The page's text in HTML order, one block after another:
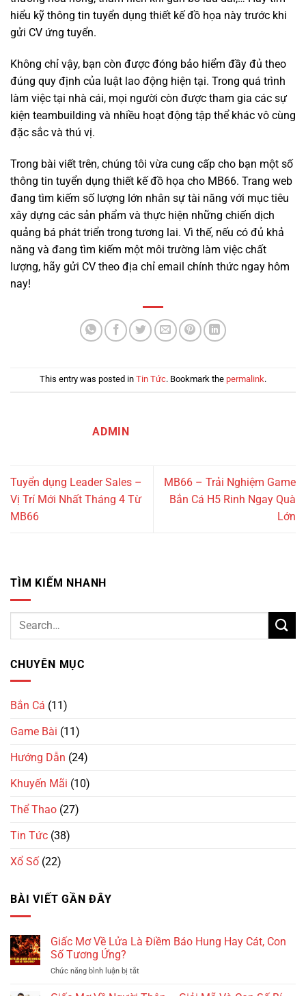
hiểu kỹ thông tin tuyển dụng thiết kế đồ họa này trước khi
gửi CV ứng tuyển.
Không chỉ vậy, bạn còn được đóng bảo hiểm đầy đủ theo
đúng quy định của luật lao động hiện tại. Trong quá trình
làm việc tại nhà cái, mọi người còn được tham gia các sự
kiện teambuilding và nhiều hoạt động tập thể khác vô cùng
đặc sắc và thú vị.
Trong bài viết trên, chúng tôi vừa cung cấp cho bạn một số
thông tin tuyển dụng thiết kế đồ họa cho MB66. Trang web
đang tìm kiếm số lượng lớn nhân sự tài năng với mục tiêu
xây dựng các sản phẩm và thực hiện những chiến dịch
quảng bá phát triển trong tương lai. Vì thế, nếu có đủ khả
năng và đang tìm kiếm một môi trường làm việc chất
lượng, hãy gửi CV theo địa chỉ email chính thức ngay hôm
nay!
This entry was posted in Tin Tức. Bookmark the permalink.
ADMIN
Tuyển dụng Leader Sales –
Vị Trí Mới Nhất Tháng 4 Từ
MB66
MB66 – Trải Nghiệm Game
Bắn Cá H5 Rinh Ngay Quà
Lớn
TÌM KIẾM NHANH
CHUYÊN MỤC
Bắn Cá (11)
Game Bài (11)
Hướng Dẫn (24)
Khuyến Mãi (10)
Thể Thao (27)
Tin Tức (38)
Xổ Số (22)
BÀI VIẾT GẦN ĐÂY
Giấc Mơ Về Lửa Là Điềm Báo Hung Hay Cát, Con
Số Tương Ứng?
Chức năng bình luận bị tắt
Mơ